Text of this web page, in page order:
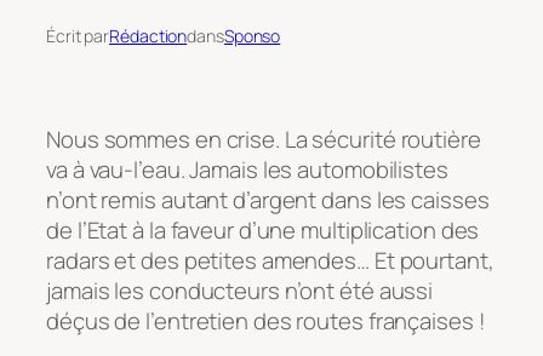
Écrit parRédactiondansSponso
Nous sommes en crise. La sécurité routière
va à vau-l’eau. Jamais les automobilistes
n’ont remis autant d’argent dans les caisses
de l’Etat à la faveur d’une multiplication des
radars et des petites amendes… Et pourtant,
jamais les conducteurs n’ont été aussi
déçus de l’entretien des routes françaises !